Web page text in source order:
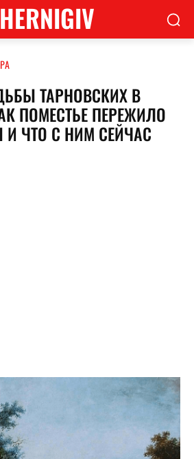
ТАРНОВСКИХ В
ПОМЕСТЬЕ ПЕРЕЖИЛО
И ЧТО С НИМ СЕЙЧАС